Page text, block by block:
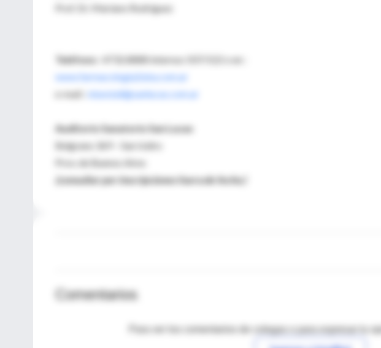
Prof. Dr. Mariano Rodríguez
Teléfono :
4732.8888 internos 507/522 o en :
www.farmacologia2uba.com.ar
e-mail :
ntunstall@sanlucas.com.ar
Auditorio Sanatorio San Lucas
Belgrano 369 – San Isidro
Prov. de Buenos Aires
(consultar por inscripciones fuera de fecha )
Comentarios
Para ver los comentarios de colegas o para expresar tu